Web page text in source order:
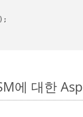
);
에 대한